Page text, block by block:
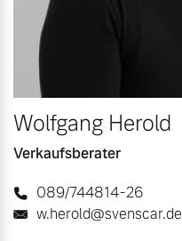
Wolfgang Herold
Verkaufsberater
089/744814-26
w.herold@svenscar.de